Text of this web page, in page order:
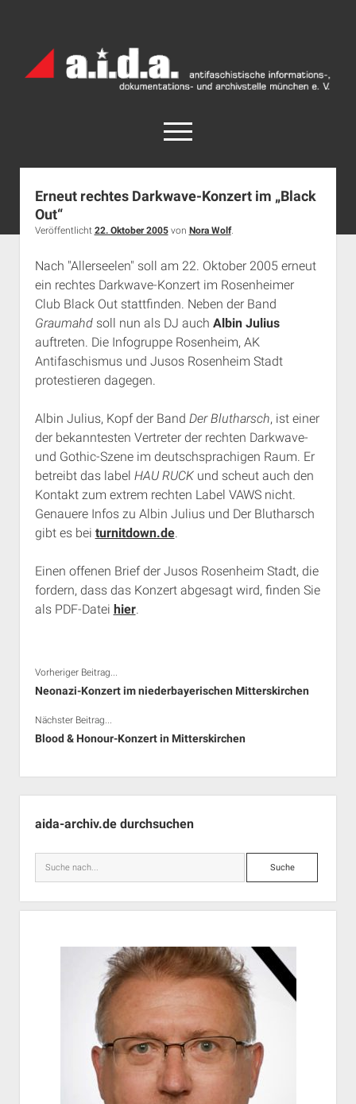
Archiv
München
open
menu
facebook
rss info@aida-archiv.de
Termine
open
dropdown
menu
Antifaschistische Termine im Süden
Antifaschistische Termine in München
Rechte Termine im Süden
Rechte Termine München
Chronologie
Das Archiv
open
dropdown
menu
a.i.d.a. e. V. unterstützen
Über a.i.d.a.
Bibliothek
Kontakt & PGP-Key
Impressum
Erneut rechtes Darkwave-Konzert im „Black
Out“
Veröffentlicht 22. Oktober 2005von Nora Wolf.
Nach "Allerseelen" soll am 22. Oktober 2005 erneut
ein rechtes Darkwave-Konzert im Rosenheimer
Club Black Out stattfinden. Neben der Band
Graumahdsoll nun als DJ auch Albin Julius
auftreten. Die Infogruppe Rosenheim, AK
Antifaschismus und Jusos Rosenheim Stadt
protestieren dagegen.
Albin Julius, Kopf der Band Der Blutharsch, ist einer
der bekanntesten Vertreter der rechten Darkwave-
und Gothic-Szene im deutschsprachigen Raum. Er
betreibt das label HAU RUCKund scheut auch den
Kontakt zum extrem rechten Label VAWS nicht.
Genauere Infos zu Albin Julius und Der Blutharsch
gibt es bei turnitdown.de.
Einen offenen Brief der Jusos Rosenheim Stadt, die
fordern, dass das Konzert abgesagt wird, finden Sie
als PDF-Datei hier.
Vorheriger Beitrag...
Neonazi-Konzert im niederbayerischen Mitterskirchen
Nächster Beitrag...
Blood & Honour-Konzert in Mitterskirchen
aida-archiv.de durchsuchen
Suche